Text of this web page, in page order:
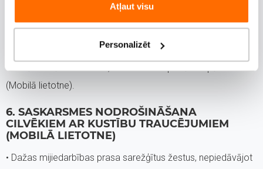
Atļaut visu
Personalizēt
5. SAMAZINĀTAS KUSTĪBAS ATBALSTS
• Dažās vietās ir automātiski atskaņojami fona video, kurus
nevar apturēt vai pārtraukt (Tīmekļa vietne).
• Dažās vietās ir kustības, kuras nevar apturēt vai pārtraukt
(Mobilā lietotne).
6. SASKARSMES NODROŠINĀŠANA
CILVĒKIEM AR KUSTĪBU TRAUCĒJUMIEM
(MOBILĀ LIETOTNE)
• Dažas mijiedarbības prasa sarežģītus žestus, nepiedāvājot